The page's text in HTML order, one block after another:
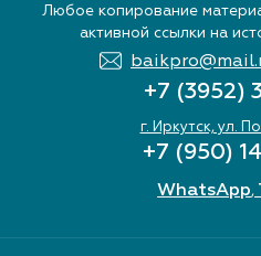
Любое копирование
активной ссылки на
+7 (3952)
г. Иркутск, ул.
+7 (950)
WhatsApp,